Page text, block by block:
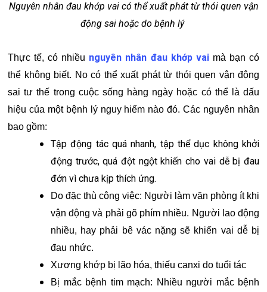
Nguyên nhân đau khớp vai có thể xuất phát từ thói quen vận
động sai hoặc do bệnh lý
Thực tế, có nhiều nguyên nhân đau khớp vaimà bạn có
thể không biết. No có thể xuất phát từ thói quen vận động
sai tư thế trong cuộc sống hàng ngày hoặc có thể là dấu
hiệu của một bệnh lý nguy hiểm nào đó. Các nguyên nhân
bao gồm:
Tập động tác quá nhanh, tập thể dục không khởi
động trước, quá đột ngột khiến cho vai dễ bị đau
đớn vì chưa kịp thích ứng.
Do đặc thù công việc: Người làm văn phòng ít khi
vận động và phải gõ phím nhiều. Người lao động
nhiều, hay phải bê vác nặng sẽ khiến vai dễ bị
đau nhức.
Xương khớp bị lão hóa, thiếu canxi do tuổi tác
Bị mắc bệnh tim mạch: Nhiều người mắc bệnh